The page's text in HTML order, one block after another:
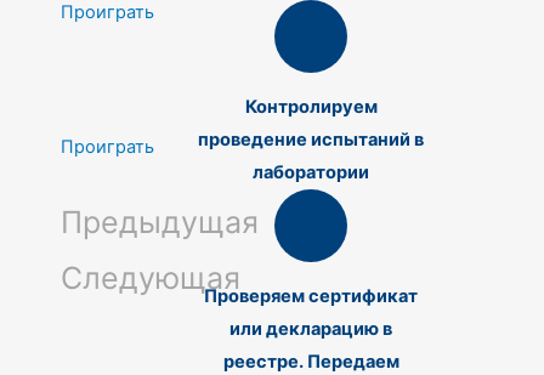
Проиграть
Проиграть
Предыдущая
Следующая
Контролируем
проведение испытаний в
лаборатории
Проверяем сертификат
или декларацию в
реестре. Передаем